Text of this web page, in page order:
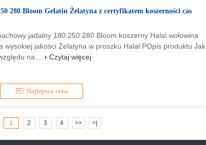
280 Bloom Gelatin Żelatyna z certyfikatem koszerności cas
Najlepsza cena
jadalny 180 250 280 Bloom koszerny Halal wołowina
wysokiej jakości Żelatyna w proszku Halal POpis produktu Jak
na ...
Czytaj więcej
1 2 3 4 >> >|